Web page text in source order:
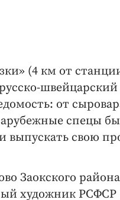
(4 км от
от
спецы
выпускать свою
Заокского
художник РСФСР